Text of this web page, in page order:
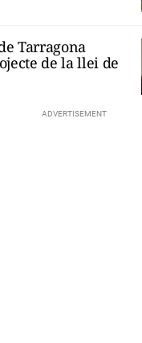
Tarragona
de la llei de